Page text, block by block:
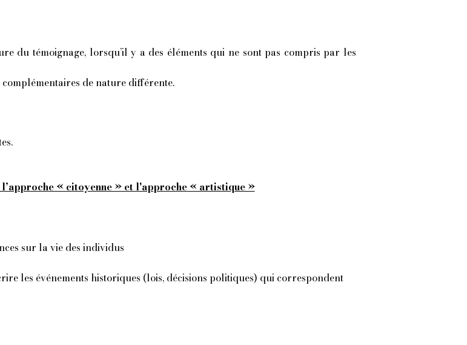
du témoignage, lorsqu’il y a des éléments qui ne sont pas compris par les
de nature différente.
« citoyenne » et l'approche « artistique »
sur la vie des individus
les événements historiques (lois, décisions politiques) qui correspondent